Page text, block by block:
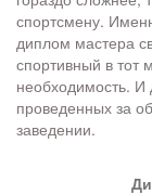
спортсмену.
диплом мастера
спортивный в тот
необходимость. И
проведенных за
заведении.